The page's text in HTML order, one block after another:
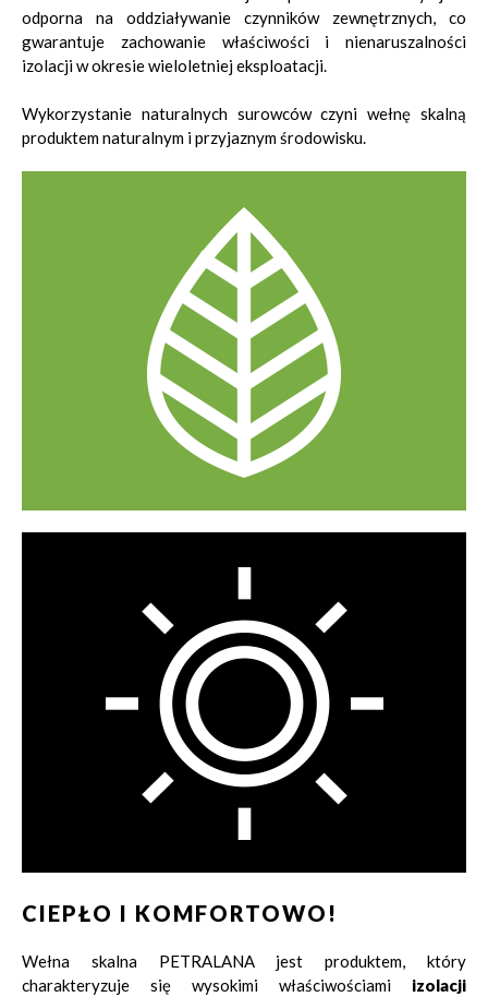
odporna na oddziaływanie czynników zewnętrznych, co
gwarantuje zachowanie właściwości i nienaruszalności
izolacji w okresie wieloletniej eksploatacji.
Wykorzystanie naturalnych surowców czyni wełnę skalną
produktem naturalnym i przyjaznym środowisku.
CIEPŁO I KOMFORTOWO!
Wełna skalna PETRALANA jest produktem, który
charakteryzuje się wysokimi właściwościami izolacji